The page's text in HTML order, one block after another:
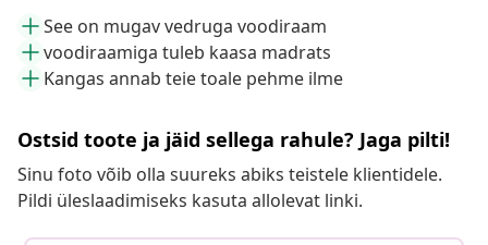
See on mugav vedruga voodiraam
voodiraamiga tuleb kaasa madrats
Kangas annab teie toale pehme ilme
Ostsid toote ja jäid sellega rahule? Jaga pilti!
Sinu foto võib olla suureks abiks teistele klientidele.
Pildi üleslaadimiseks kasuta allolevat linki.